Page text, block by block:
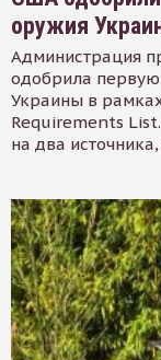
оружия
Администрация
одобрила
Украины в
Requirements
на два